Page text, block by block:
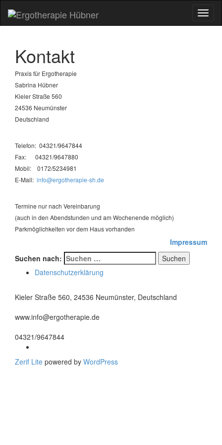
Kontakt
Praxis für Ergotherapie
Sabrina Hübner
Kieler Straße 560
24536 Neumünster
Deutschland
Telefon: 04321/9647844
Fax: 04321/9647880
Mobil: 0172/5234981
E-Mail: info@ergotherapie-sh.de
Termine nur nach Vereinbarung
(auch in den Abendstunden und am Wochenende möglich)
Parkmöglichkeiten vor dem Haus vorhanden
Impressum
Suchen nach:
Datenschutzerklärung
Kieler Straße 560, 24536 Neumünster, Deutschland
www.info@ergotherapie.de
04321/9647844
Zerif Lite powered by WordPress